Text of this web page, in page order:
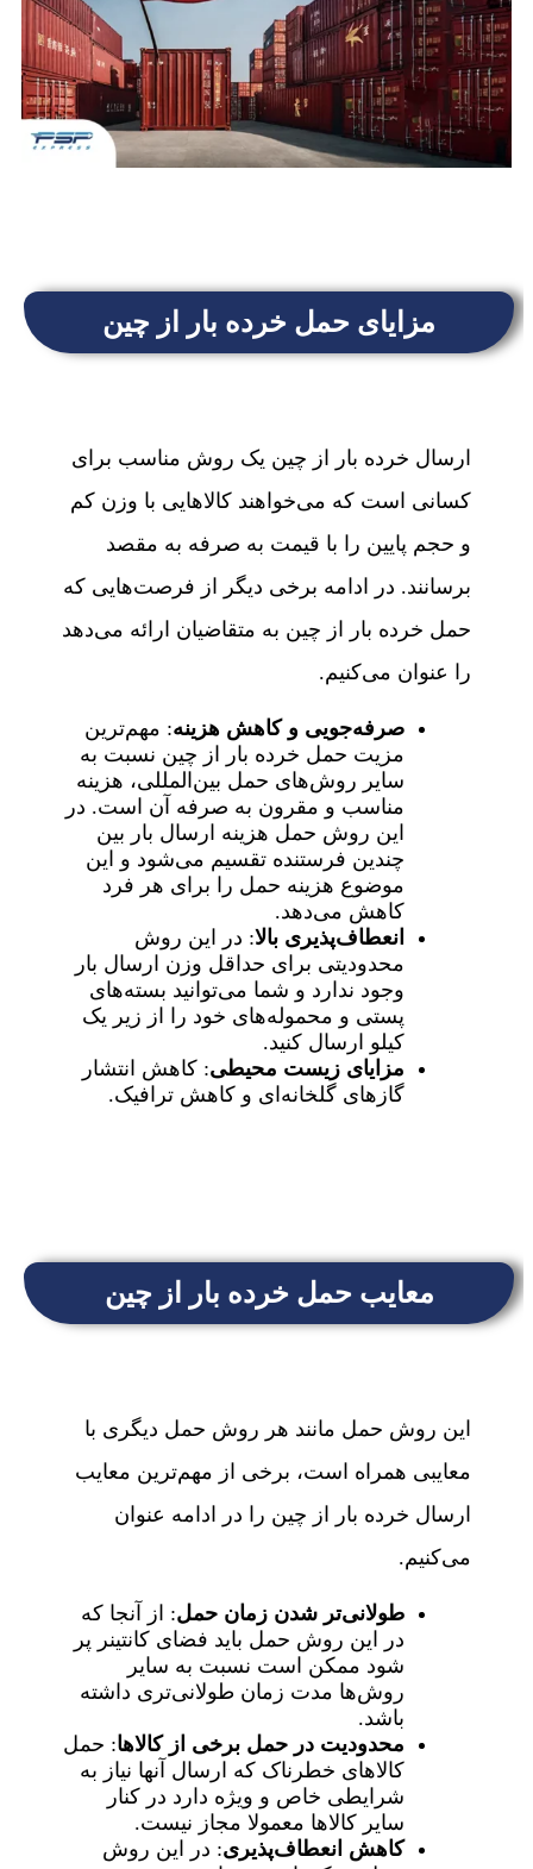
مزایای حمل خرده بار از چین
ارسال خرده بار از چین یک روش مناسب برای
کسانی است که می‌خواهند کالاهایی با وزن کم
و حجم پایین را با قیمت به صرفه به مقصد
برسانند. در ادامه برخی دیگر از فرصت‌هایی که
حمل خرده بار از چین به متقاضیان ارائه می‌دهد
را عنوان می‌کنیم.
صرفه‌جویی و کاهش هزینه: مهم‌ترین
مزیت حمل خرده بار از چین نسبت به
سایر روش‌های حمل بین‌المللی، هزینه
مناسب و مقرون به صرفه آن است. در
این روش حمل هزینه ارسال بار بین
چندین فرستنده تقسیم می‌شود و این
موضوع هزینه حمل را برای هر فرد
کاهش می‌دهد.
انعطاف‌پذیری بالا: در این روش
محدودیتی برای حداقل وزن ارسال بار
وجود ندارد و شما می‌توانید بسته‌های
پستی و محموله‌های خود را از زیر یک
کیلو ارسال کنید.
مزایای زیست محیطی: کاهش انتشار
گازهای گلخانه‌ای و کاهش ترافیک.
معایب حمل خرده بار از چین
این روش حمل مانند هر روش حمل دیگری با
معایبی همراه است، برخی از مهم‌ترین معایب
ارسال خرده بار از چین را در ادامه عنوان
می‌کنیم.
طولانی‌تر شدن زمان حمل: از آنجا که
در این روش حمل باید فضای کانتینر پر
شود ممکن است نسبت به سایر
روش‌ها مدت زمان طولانی‌تری داشته
باشد.
محدودیت در حمل برخی از کالاها: حمل
کالاهای خطرناک که ارسال آنها نیاز به
شرایطی خاص و ویژه دارد در کنار
سایر کالاها معمولا مجاز نیست.
کاهش انعطاف‌پذیری: در این روش